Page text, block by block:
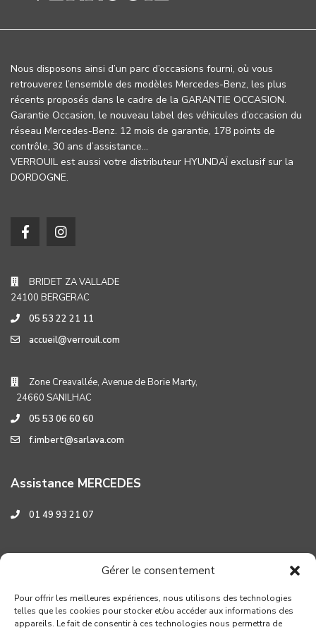
Gérer le consentement
Pour offrir les meilleures expériences, nous utilisons des technologies
telles que les cookies pour stocker et/ou accéder aux informations des
appareils. Le fait de consentir à ces technologies nous permettra de
Nous disposons ainsi d’un parc d’occasions fourni, où vous
retrouverez l’ensemble des modèles Mercedes-Benz, les plus
récents proposés dans le cadre de la GARANTIE OCCASION.
Garantie Occasion, le nouveau label des véhicules d’occasion du
réseau Mercedes-Benz. 12 mois de garantie, 178 points de
contrôle, 30 ans d’assistance…
VERROUIL est aussi votre distributeur HYUNDAÏ exclusif sur la
DORDOGNE.
BRIDET ZA VALLADE
24100 BERGERAC
05 53 22 21 11
accueil@verrouil.com
Zone Creavallée, Avenue de Borie Marty,
24660 SANILHAC
05 53 06 60 60
f.imbert@sarlava.com
Assistance MERCEDES
01 49 93 21 07
Assistance HYUNDAI